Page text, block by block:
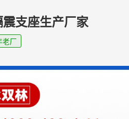
支座生产厂家
老厂